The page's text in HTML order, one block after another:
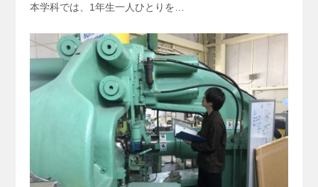
本学科では、1年生一人ひとりを…